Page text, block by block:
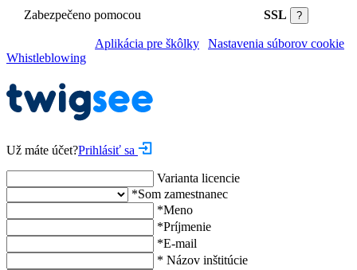
Zabezpečeno pomocou SSL ?
Aplikácia pre škôlky Nastavenia súborov cookie
Whistleblowing
Už máte účet?Prihlásiť sa
Varianta licencie
*Som zamestnanec
*Meno
*Príjmenie
*E-mail
* Názov inštitúcie